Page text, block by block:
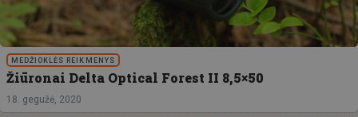
MEDŽIOKLĖS REIKMENYS
Žiūronai Delta Optical Forest II 8,5×50
18. gegužė, 2020